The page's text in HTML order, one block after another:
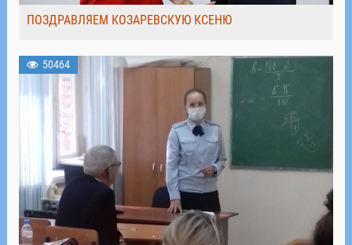
ПОЗДРАВЛЯЕМ КОЗАРЕВСКУЮ КСЕНЮ
50464